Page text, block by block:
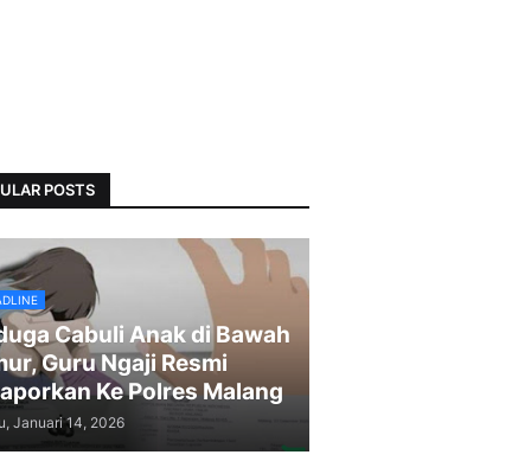
POSTS
Cabuli Anak di Bawah
Guru Ngaji Resmi
Ke Polres Malang
Januari 14, 2026